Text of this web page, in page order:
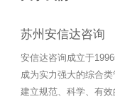
苏州安信达咨询
安信达咨询成立于
成为实力强大的综合
建立规范、科学、有